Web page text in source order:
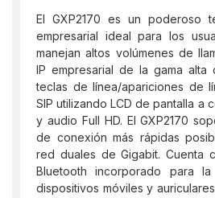
El GXP2170 es un poderoso
empresarial ideal para los
manejan altos volúmenes de
IP empresarial de la gama alta
teclas de línea/apariciones de
SIP utilizando LCD de pantalla a
y audio Full HD. El GXP2170
de conexión más rápidas
red duales de Gigabit. Cuenta
Bluetooth incorporado para
dispositivos móviles y